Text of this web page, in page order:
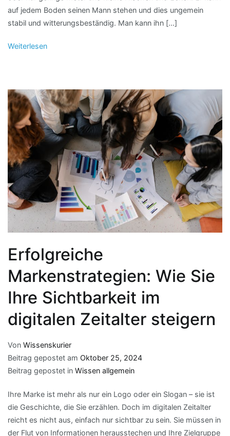
auf jedem Boden seinen Mann stehen und dies ungemein
stabil und witterungsbeständig. Man kann ihn […]
Weiterlesen
Erfolgreiche
Markenstrategien: Wie Sie
Ihre Sichtbarkeit im
digitalen Zeitalter steigern
Von Wissenskurier
Beitrag gepostet am Oktober 25, 2024
Beitrag gepostet in Wissen allgemein
Ihre Marke ist mehr als nur ein Logo oder ein Slogan – sie ist
die Geschichte, die Sie erzählen. Doch im digitalen Zeitalter
reicht es nicht aus, einfach nur sichtbar zu sein. Sie müssen in
der Flut von Informationen herausstechen und Ihre Zielgruppe